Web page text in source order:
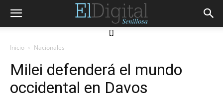
[]
Inicio Nacionales
Milei defenderá el mundo
occidental en Davos